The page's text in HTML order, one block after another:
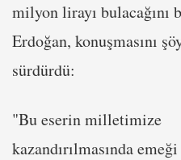
milyon lirayı bulacağını
Erdoğan, konuşmasını
sürdürdü:
"Bu eserin milletimize
kazandırılmasında